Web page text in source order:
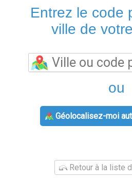
Entrez le code
ville de
ou
Géolocalisez-moi
Retour à la liste